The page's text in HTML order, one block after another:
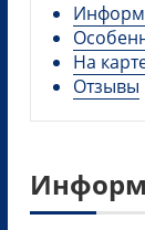
На
Отзывы